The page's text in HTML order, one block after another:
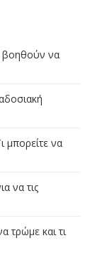
βοηθούν να
μπορείτε να
να τις
τρώμε και τι